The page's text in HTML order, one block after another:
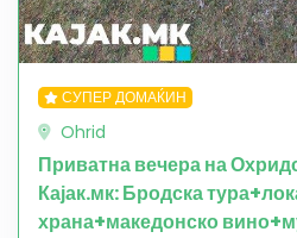
СУПЕР ДОМАЌИН
Ohrid
Приватна вечера на
Кајак.мк: Бродска
храна+македонско